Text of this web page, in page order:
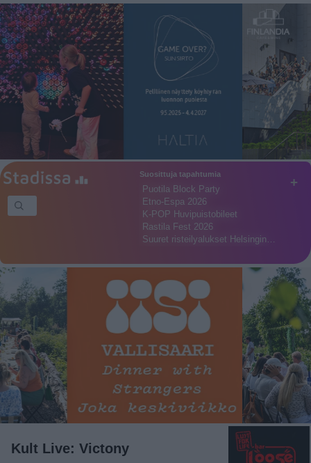
+
Suosittuja tapahtumia
Puotila Block Party
Etno-Espa 2026
K-POP Huvipuistobileet
Rastila Fest 2026
Suuret risteilyalukset Helsingin…
Kult Live: Victony